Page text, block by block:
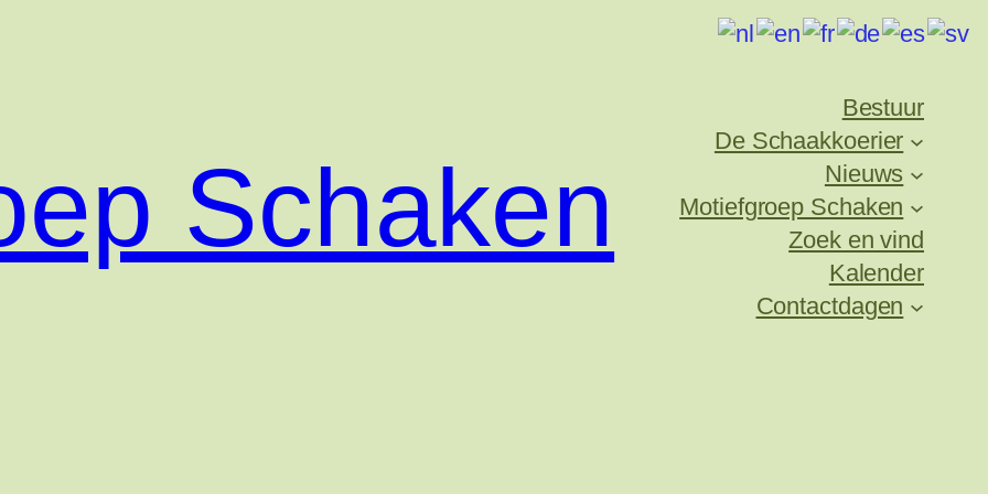
Schaken
Bestuur
De Schaakkoerier
Nieuws
Motiefgroep Schaken
Zoek en vind
Kalender
Contactdagen